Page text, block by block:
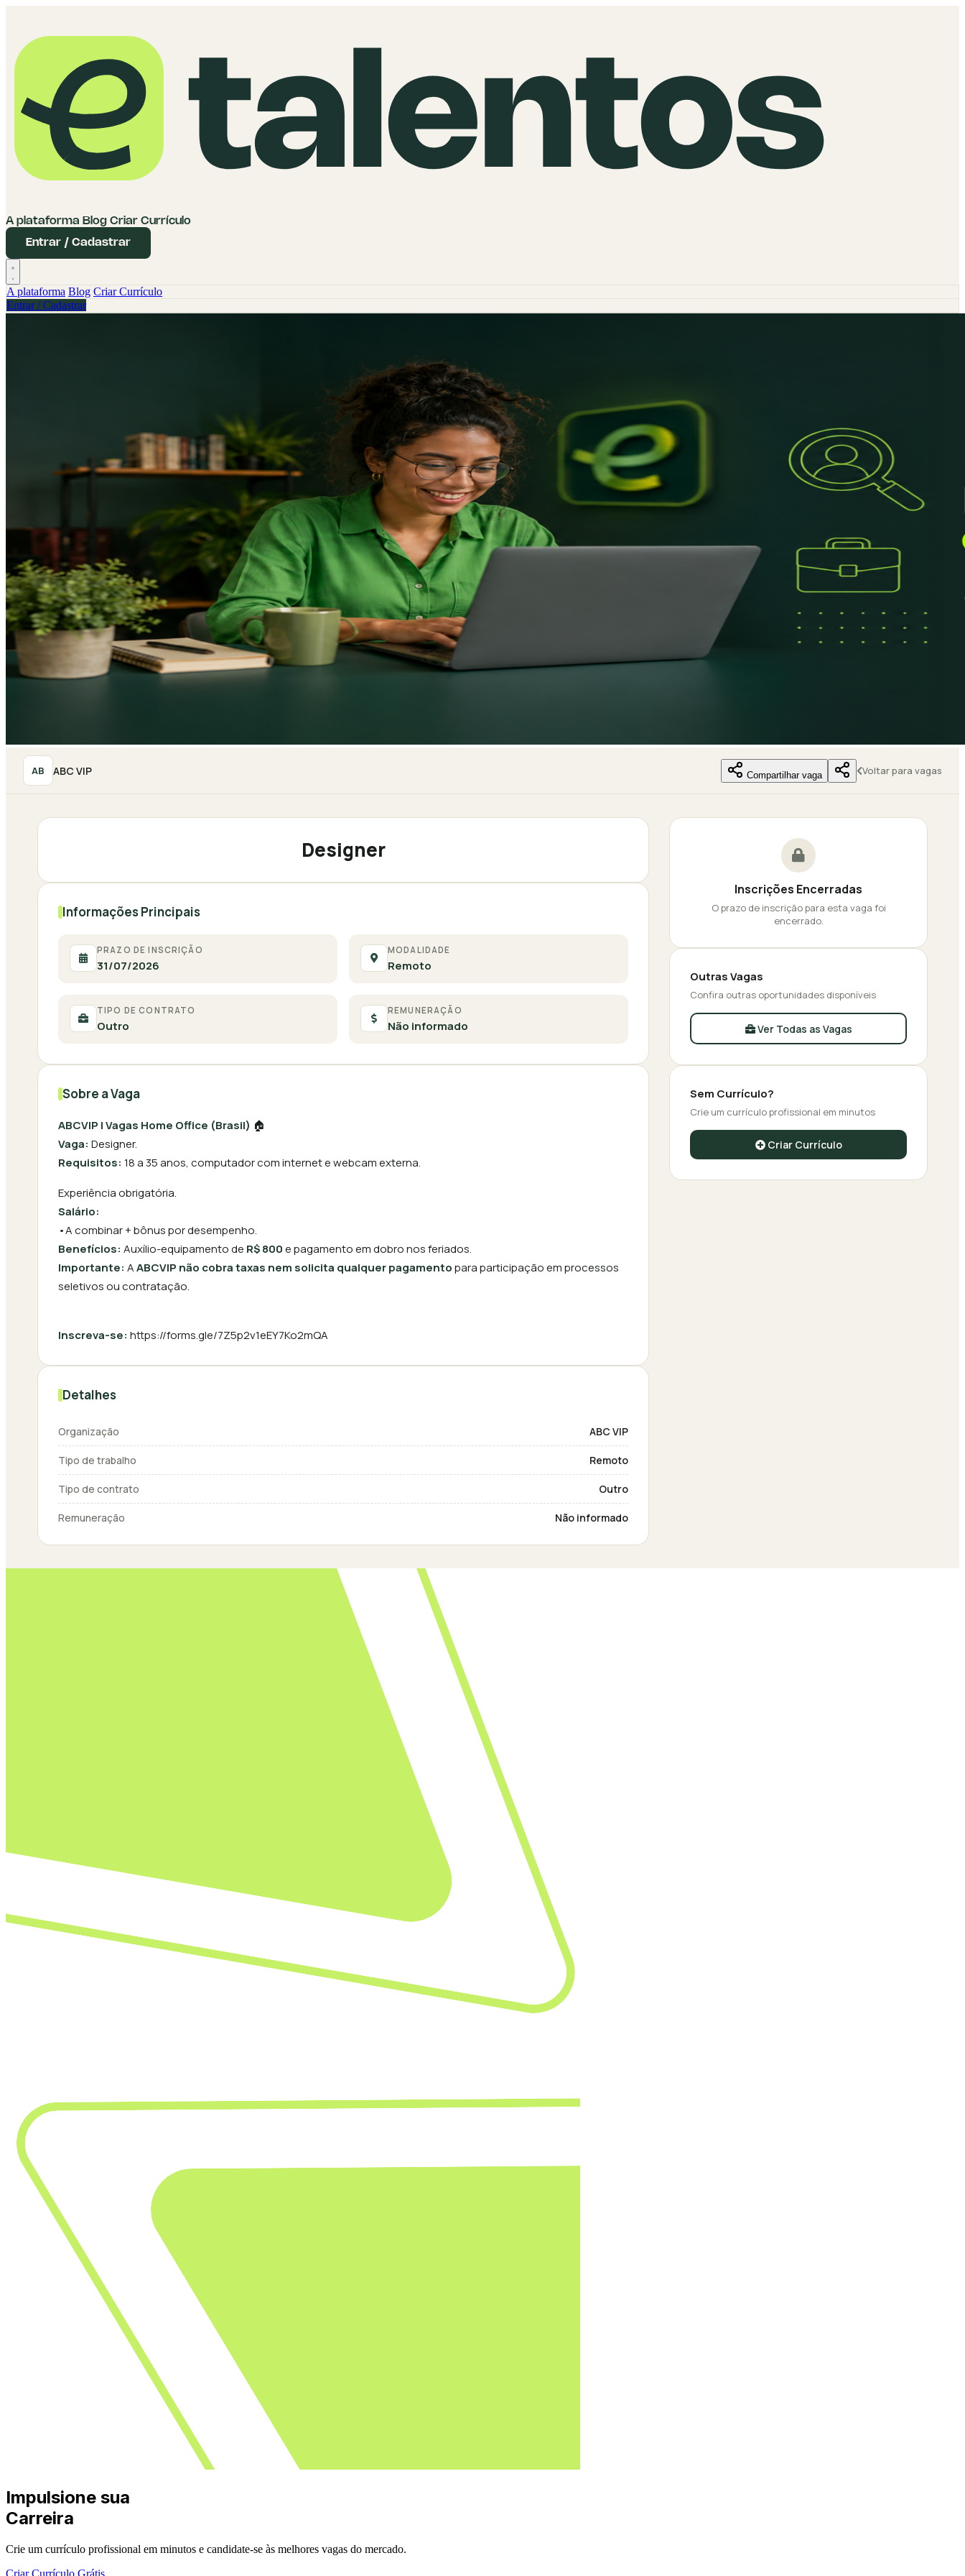
A plataforma Blog Criar Currículo
Entrar / Cadastrar
A plataforma Blog Criar Currículo
Entrar / Cadastrar
AB ABC VIP Compartilhar vaga Voltar para vagas
Designer
Informações Principais
PRAZO DE INSCRIÇÃO
31/07/2026
MODALIDADE
Remoto
TIPO DE CONTRATO
Outro
REMUNERAÇÃO
Não informado
Sobre a Vaga
ABCVIP | Vagas Home Office (Brasil) 🏠
Vaga: Designer.
Requisitos: 18 a 35 anos, computador com internet e webcam externa.
Experiência obrigatória.
Salário:
•A combinar + bônus por desempenho.
Benefícios: Auxílio-equipamento de R$ 800e pagamento em dobro nos feriados.
Importante: AABCVIP não cobra taxas nem solicita qualquer pagamentopara participação em processos
seletivos ou contratação.
Inscreva-se: https://forms.gle/7Z5p2v1eEY7Ko2mQA
Detalhes
Organização ABC VIP
Tipo de trabalho Remoto
Tipo de contrato Outro
Remuneração Não informado
Inscrições Encerradas
O prazo de inscrição para esta vaga foi
encerrado.
Outras Vagas
Confira outras oportunidades disponíveis
Ver Todas as Vagas
Sem Currículo?
Crie um currículo profissional em minutos
Criar Currículo
Impulsione sua
Carreira
Crie um currículo profissional em minutos e candidate-se às melhores vagas do mercado.
Criar Currículo Grátis